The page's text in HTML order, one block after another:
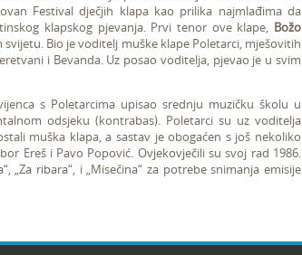
Festival dječjih klapa kao prilika najmlađima da
klapskog pjevanja. Prvi tenor ove klape, Božo
Bio je voditelj muške klape Poletarci, mješovitih
i Bevanda. Uz posao voditelja, pjevao je u svim
s Poletarcima upisao srednju muzičku školu u
odsjeku (kontrabas). Poletarci su uz voditelja
muška klapa, a sastav je obogaćen s još nekoliko
Ereš i Pavo Popović. Ovjekovječili su svoj rad 1986.
„Za ribara“, i „Misečina“ za potrebe snimanja emisije